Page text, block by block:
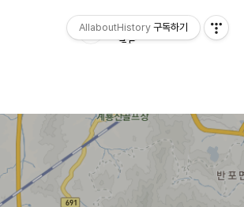
AllaboutHistory 구독하기